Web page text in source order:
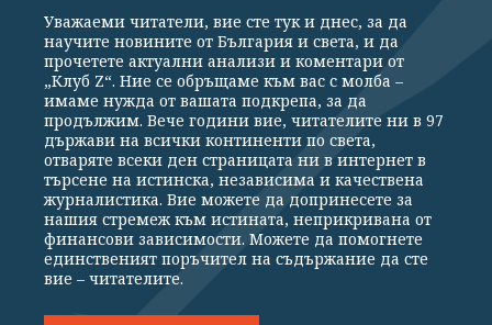
Общи условия
Политика за поверителност
Реклама
Партньори Контакти
За Клуб Z
Екип
Подкрепете ни
Издател на www.clubz.bg е „Клуб Зебра Медия“ ЕООД, София, ул. "Алеко
Константинов" 3. Всички права запазени 2026 „Клуб Зебра Медия“
Препечатването на материали, снимки и видео от www.clubz.bg без
Уважаеми читатели, вие сте тук и днес, за да
научите новините от България и света, и да
прочетете актуални анализи и коментари от
„Клуб Z“. Ние се обръщаме към вас с молба –
имаме нужда от вашата подкрепа, за да
продължим. Вече години вие, читателите ни в 97
държави на всички континенти по света,
отваряте всеки ден страницата ни в интернет в
търсене на истинска, независима и качествена
журналистика. Вие можете да допринесете за
нашия стремеж към истината, неприкривана от
финансови зависимости. Можете да помогнете
единственият поръчител на съдържание да сте
вие – читателите.